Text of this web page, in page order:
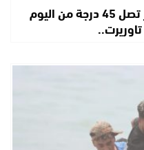
نشرة إنذارية تحذر من موجة حر تصل 45 درجة من اليوم